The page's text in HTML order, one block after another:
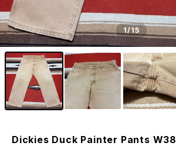
1/15
Dickies Duck Painter Pants W38